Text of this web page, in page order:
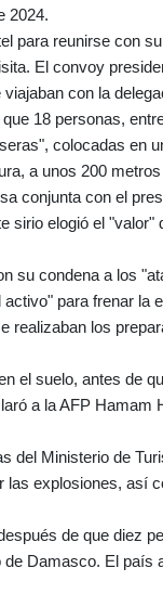
2024.
para reunirse con
El convoy
con la
18 personas,
colocadas en
a unos 200
conjunta con el
sirio elogió el
su condena a los
para frenar la
realizaban los
el suelo, antes de
a la AFP Hamam
del Ministerio de
las explosiones, así
de que diez
Damasco. El país